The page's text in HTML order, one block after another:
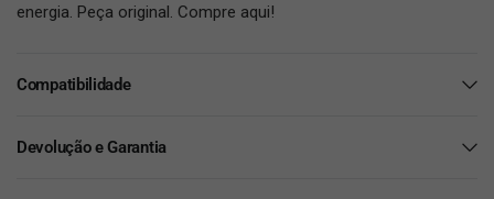
energia. Peça original. Compre aqui!
Compatibilidade
Devolução e Garantia